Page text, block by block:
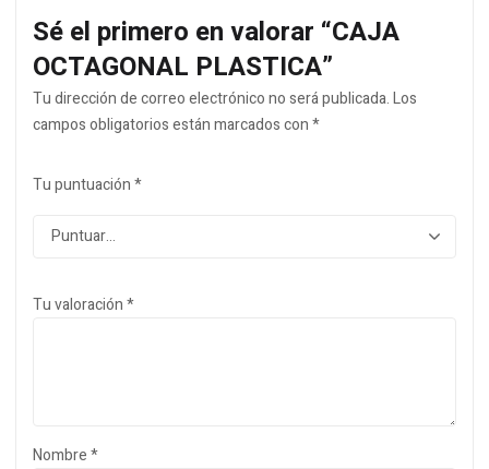
Sé el primero en valorar “CAJA
OCTAGONAL PLASTICA”
Tu dirección de correo electrónico no será publicada.Los
campos obligatorios están marcados con*
Tu puntuación*
Tu valoración*
Nombre*